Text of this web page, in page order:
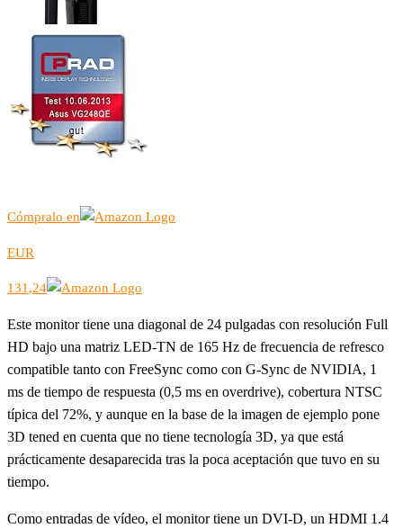
Cómpralo en
EUR
131,24
Este monitor tiene una diagonal de 24 pulgadas con resolución Full
HD bajo una matriz LED-TN de 165 Hz de frecuencia de refresco
compatible tanto con FreeSync como con G-Sync de NVIDIA, 1
ms de tiempo de respuesta (0,5 ms en overdrive), cobertura NTSC
típica del 72%, y aunque en la base de la imagen de ejemplo pone
3D tened en cuenta que no tiene tecnología 3D, ya que está
prácticamente desaparecida tras la poca aceptación que tuvo en su
tiempo.
Como entradas de vídeo, el monitor tiene un DVI-D, un HDMI 1.4